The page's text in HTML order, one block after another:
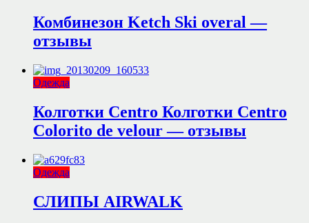
Комбинезон Ketch Ski overal —
отзывы
Одежда
Колготки Centro Колготки Centro
Colorito de velour — отзывы
Одежда
СЛИПЫ AIRWALK